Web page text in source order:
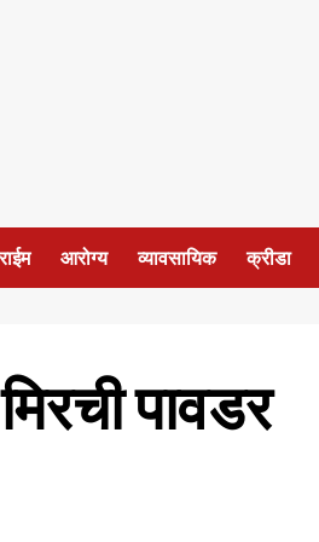
आरोग्य व्यावसायिक क्रीडा
पावडर